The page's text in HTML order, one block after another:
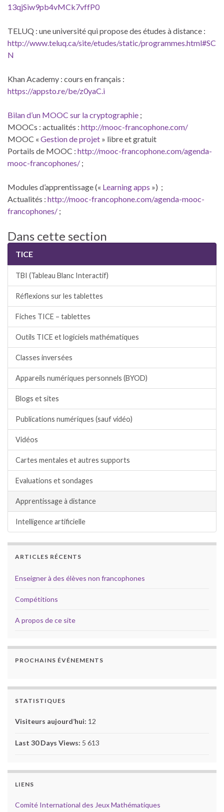
13qjSiw9pb4vMCk7vffP0
TELUQ : une université qui propose des études à distance :
http://www.teluq.ca/site/etudes/static/programmes.html#SC
N
Khan Academy : cours en français :
https://appsto.re/be/z0yaC.i
Bilan d’un MOOC sur la cryptographie ;
MOOCs : actualités : http://mooc-francophone.com/
MOOC « Gestion de projet » libre et gratuit
Portails de MOOC : http://mooc-francophone.com/agenda-
mooc-francophones/ ;
Modules d’apprentissage (« Learning apps ») ;
Actualités : http://mooc-francophone.com/agenda-mooc-
francophones/ ;
Dans cette section
TICE
TBI (Tableau Blanc Interactif)
Réflexions sur les tablettes
Fiches TICE – tablettes
Outils TICE et logiciels mathématiques
Classes inversées
Appareils numériques personnels (BYOD)
Blogs et sites
Publications numériques (sauf vidéo)
Vidéos
Cartes mentales et autres supports
Evaluations et sondages
Apprentissage à distance
Intelligence artificielle
ARTICLES RÉCENTS
Enseigner à des élèves non francophones
Compétitions
A propos de ce site
PROCHAINS ÉVÉNEMENTS
STATISTIQUES
Visiteurs aujourd’hui: 12
Last 30 Days Views: 5 613
LIENS
Comité International des Jeux Mathématiques